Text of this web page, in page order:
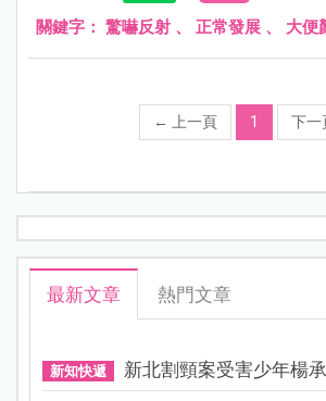
關鍵字： 驚嚇反射 、 正常發展 、 大便
← 上一頁 1 下一
最新文章 熱門文章
新知快遞 新北割頸案受害少年楊